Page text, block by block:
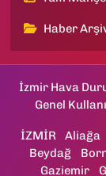
Haber
İzmir Hava
Genel
İZMİR Aliağa
Beydağ
Gaziemir